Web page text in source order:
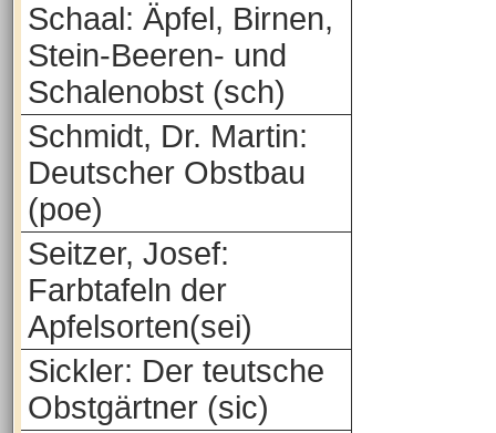
Schaal: Äpfel, Birnen,
Stein-Beeren- und
Schalenobst (sch)
Schmidt, Dr. Martin:
Deutscher Obstbau
(poe)
Seitzer, Josef:
Farbtafeln der
Apfelsorten(sei)
Sickler: Der teutsche
Obstgärtner (sic)